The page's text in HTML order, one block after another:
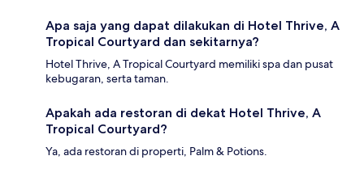
Apa saja yang dapat dilakukan di Hotel Thrive, A
Tropical Courtyard dan sekitarnya?
Hotel Thrive, A Tropical Courtyard memiliki spa dan pusat
kebugaran, serta taman.
Apakah ada restoran di dekat Hotel Thrive, A
Tropical Courtyard?
Ya, ada restoran di properti, Palm & Potions.